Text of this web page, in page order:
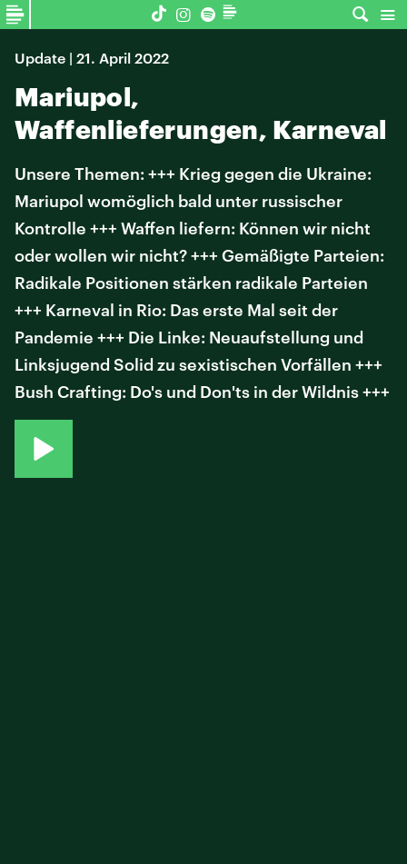
Update | 21. April 2022
Mariupol,
Waffenlieferungen, Karneval
Unsere Themen: +++ Krieg gegen die Ukraine:
Mariupol womöglich bald unter russischer
Kontrolle +++ Waffen liefern: Können wir nicht
oder wollen wir nicht? +++ Gemäßigte Parteien:
Radikale Positionen stärken radikale Parteien
+++ Karneval in Rio: Das erste Mal seit der
Pandemie +++ Die Linke: Neuaufstellung und
Linksjugend Solid zu sexistischen Vorfällen +++
Bush Crafting: Do's und Don'ts in der Wildnis +++